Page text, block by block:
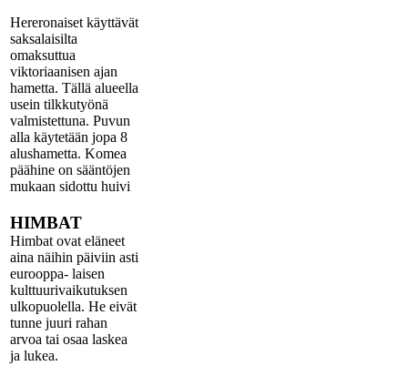
Hereronaiset käyttävät
saksalaisilta
omaksuttua
viktoriaanisen ajan
hametta. Tällä alueella
usein tilkkutyönä
valmistettuna. Puvun
alla käytetään jopa 8
alushametta. Komea
päähine on sääntöjen
mukaan sidottu huivi
HIMBAT
Himbat ovat eläneet
aina näihin päiviin asti
eurooppa- laisen
kulttuurivaikutuksen
ulkopuolella. He eivät
tunne juuri rahan
arvoa tai osaa laskea
ja lukea.